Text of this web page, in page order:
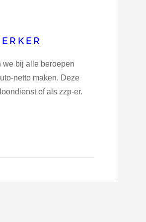
we bij alle beroepen
netto maken. Deze
of als zzp-er.